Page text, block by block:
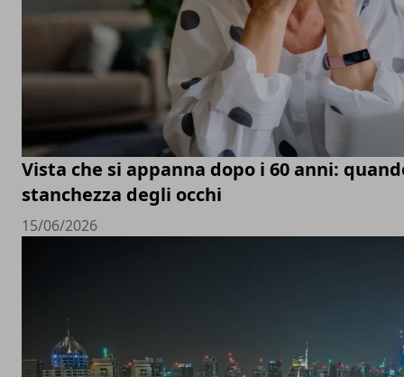
Vista che si appanna dopo i 60 anni:
stanchezza degli occhi
15/06/2026